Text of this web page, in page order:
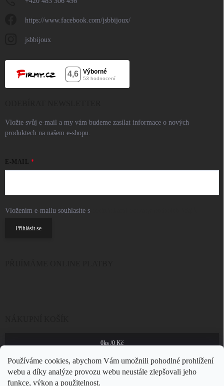
Používáme cookies, abychom Vám umožnili pohodlné prohlížení
webu a díky analýze provozu webu neustále zlepšovali jeho
funkce, výkon a použitelnost.
https://www.facebook.com/jsbbijoux/
jsbbijoux
Vložte svůj e-mail a my vám budeme zasílat informace o nových
produktech na našem e-shopu.
E-MAIL
Vložením e-mailu souhlasíte s
Přihlásit se
0ks /0 Kč